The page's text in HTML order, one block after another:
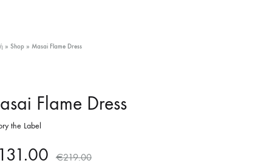
» Shop» Masai Flame Dress
Flame Dress
the Label
€219.00